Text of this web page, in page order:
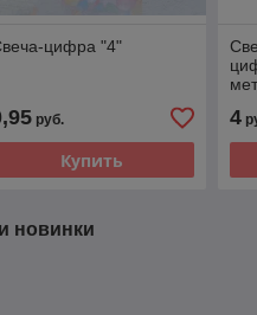
цифра "4"
руб.
Купить
4
новинки